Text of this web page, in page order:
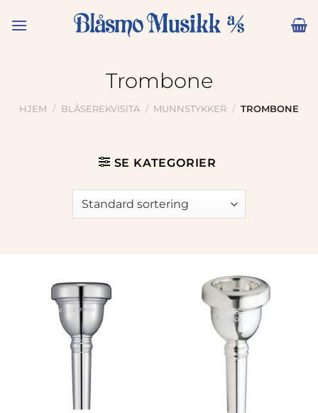
Trombone
HJEM / BLÅSEREKVISITA / MUNNSTYKKER / TROMBONE
SE KATEGORIER